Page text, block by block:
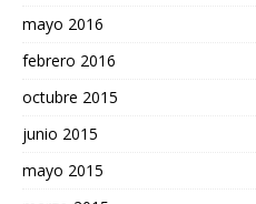
mayo 2016
febrero 2016
octubre 2015
junio 2015
mayo 2015